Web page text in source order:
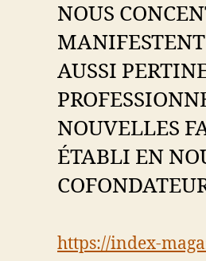
NOUS
AUSSI
NOUVELLES
ÉTABLI EN
https://index-